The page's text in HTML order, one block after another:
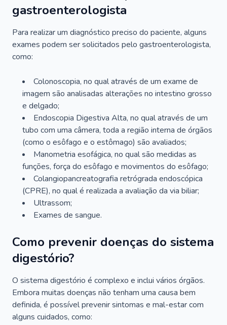
gastroenterologista
Para realizar um diagnóstico preciso do paciente, alguns
exames podem ser solicitados pelo gastroenterologista,
como:
Colonoscopia, no qual através de um exame de
imagem são analisadas alterações no intestino grosso
e delgado;
Endoscopia Digestiva Alta, no qual através de um
tubo com uma câmera, toda a região interna de órgãos
(como o esôfago e o estômago) são avaliados;
Manometria esofágica, no qual são medidas as
funções, força do esôfago e movimentos do esôfago;
Colangiopancreatografia retrógrada endoscópica
(CPRE), no qual é realizada a avaliação da via biliar;
Ultrassom;
Exames de sangue.
Como prevenir doenças do sistema
digestório?
O sistema digestório é complexo e inclui vários órgãos.
Embora muitas doenças não tenham uma causa bem
definida, é possível prevenir sintomas e mal-estar com
alguns cuidados, como: